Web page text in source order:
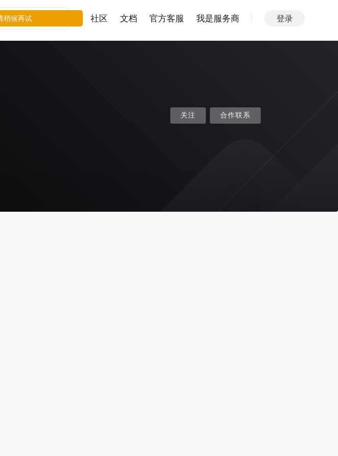
社区 文档 官方客服 我是服务商 登录
关注 合作联系
稍候再试